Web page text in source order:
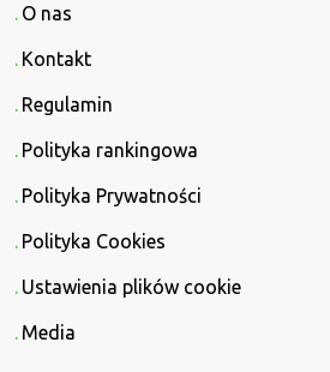
O nas
Kontakt
Regulamin
Polityka rankingowa
Polityka Prywatności
Polityka Cookies
Ustawienia plików cookie
Media